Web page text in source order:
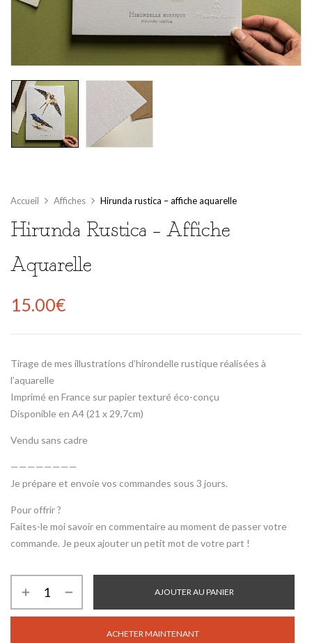
Accueil Affiches Hirunda rustica – affiche aquarelle
Hirunda Rustica – Affiche
Aquarelle
15.00€
Tirage de mes illustrations d’hirondelle rustique réalisées à
l’aquarelle
Imprimé en France sur papier texturé éco-conçu
Disponible en A4 (21 x 29,7cm)
Vendu sans cadre
————————
Je prépare et envoie vos commandes sous 3 jours.
Pour offrir ?
Faites-le moi savoir en commentaire au moment de passer votre
commande. Je peux ajouter un petit mot de votre part !
AJOUTER AU PANIER
ACHETER MAINTENANT